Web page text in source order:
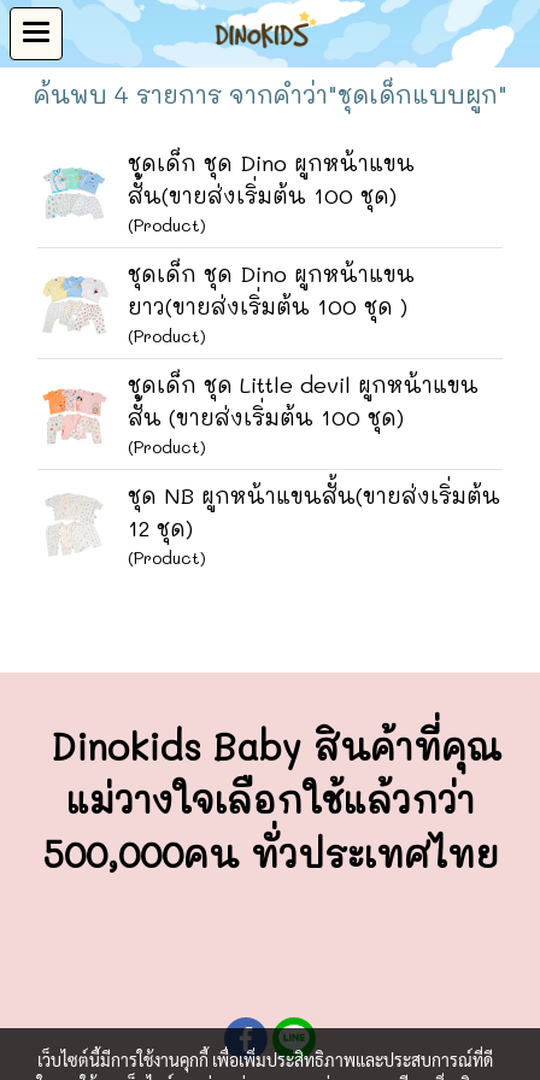
ค้นพบ 4 รายการ จากคำว่า"ชุดเด็กแบบผูก"
ชุดเด็ก ชุด Dino ผูกหน้าแขน
สั้น(ขายส่งเริ่มต้น 100 ชุด)
(Product)
ชุดเด็ก ชุด Dino ผูกหน้าแขน
ยาว(ขายส่งเริ่มต้น 100 ชุด )
(Product)
ชุดเด็ก ชุด Little devil ผูกหน้าแขน
สั้น (ขายส่งเริ่มต้น 100 ชุด)
(Product)
ชุด NB ผูกหน้าแขนสั้น(ขายส่งเริ่มต้น
12 ชุด)
(Product)
Dinokids Baby สินค้าที่คุณ
แม่วางใจเลือกใช้แล้วกว่า
500,000คน ทั่วประเทศไทย
เว็บไซต์นี้มีการใช้งานคุกกี้ เพื่อเพิ่มประสิทธิภาพและประสบการณ์ที่ดี